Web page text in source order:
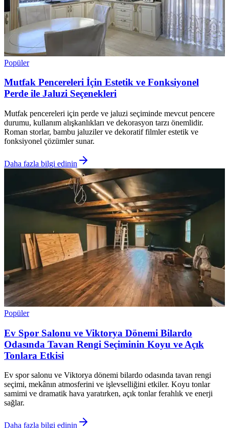
Popüler
Mutfak Pencereleri İçin Estetik ve Fonksiyonel
Perde ile Jaluzi Seçenekleri
Mutfak pencereleri için perde ve jaluzi seçiminde mevcut pencere
durumu, kullanım alışkanlıkları ve dekorasyon tarzı önemlidir.
Roman storlar, bambu jaluziler ve dekoratif filmler estetik ve
fonksiyonel çözümler sunar.
Daha fazla bilgi edinin
Popüler
Ev Spor Salonu ve Viktorya Dönemi Bilardo
Odasında Tavan Rengi Seçiminin Koyu ve Açık
Tonlara Etkisi
Ev spor salonu ve Viktorya dönemi bilardo odasında tavan rengi
seçimi, mekânın atmosferini ve işlevselliğini etkiler. Koyu tonlar
samimi ve dramatik hava yaratırken, açık tonlar ferahlık ve enerji
sağlar.
Daha fazla bilgi edinin